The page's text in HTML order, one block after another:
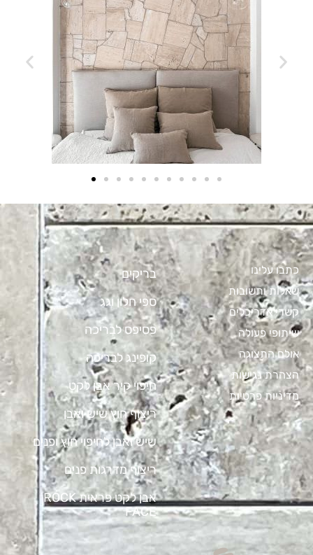
כתבו עלינו
שאלות ותשובות
קשרי אדריכלים
שיתופי פעולה
אולם התצוגה
הצהרת נגישות
מדיניות פרטיות
בריקים
ספי חלון וגג
פסיפס לבריכה
קופינג לבריכה
חיפוי קיר אבן לקט
ריצוף חוץ שיש ואבן
שיש ואבן לחיפוי חוץ ופנים
ריצוף מדרגות פנים
אבן לקט פראית ROCK
FACE